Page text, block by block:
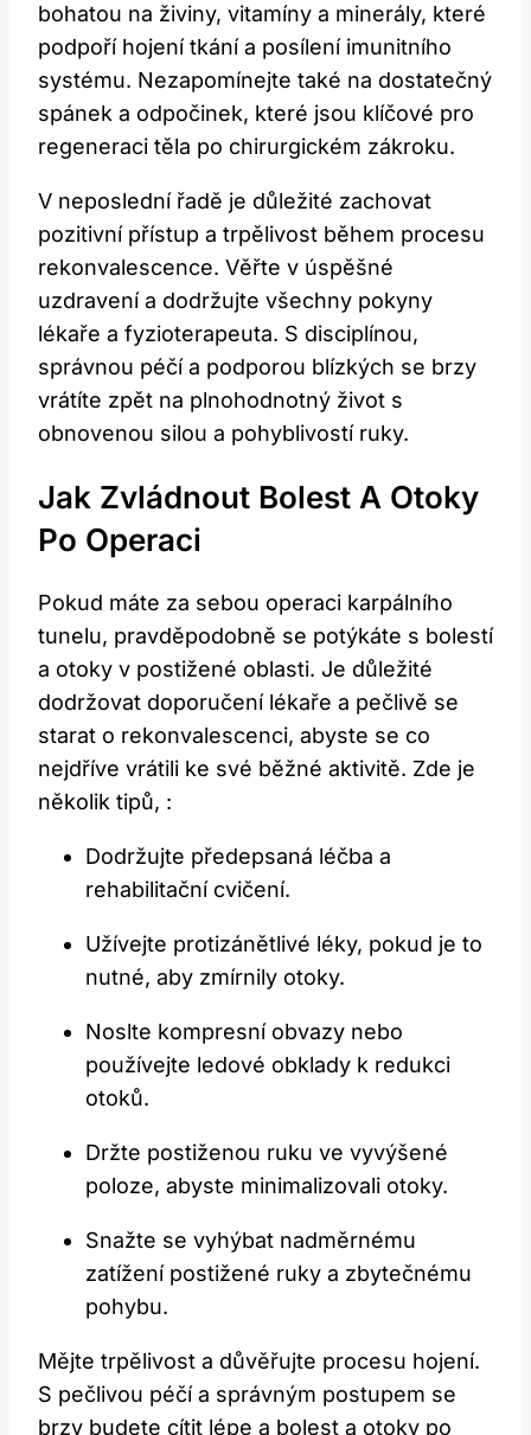
bohatou na živiny, vitamíny a minerály, které
podpoří hojení tkání a posílení imunitního
systému. Nezapomínejte také na dostatečný
spánek a odpočinek, které jsou klíčové pro
regeneraci těla po chirurgickém zákroku.
V neposlední řadě je důležité zachovat
pozitivní přístup a trpělivost během procesu
rekonvalescence. Věřte v úspěšné
uzdravení a dodržujte všechny pokyny
lékaře a fyzioterapeuta. S disciplínou,
správnou péčí a podporou blízkých se brzy
vrátíte zpět na plnohodnotný život s
obnovenou silou a pohyblivostí ruky.
Jak Zvládnout Bolest A Otoky
Po Operaci
Pokud máte za sebou operaci karpálního
tunelu, pravděpodobně se potýkáte s bolestí
a otoky v postižené oblasti. Je důležité
dodržovat doporučení lékaře a pečlivě se
starat o rekonvalescenci, abyste se co
nejdříve vrátili ke své běžné aktivitě. Zde je
několik tipů, :
Dodržujte předepsaná léčba a
rehabilitační cvičení.
Užívejte protizánětlivé léky, pokud je to
nutné, aby zmírnily otoky.
Noslte kompresní obvazy nebo
používejte ledové obklady k redukci
otoků.
Držte postiženou ruku ve vyvýšené
poloze, abyste minimalizovali otoky.
Snažte se vyhýbat nadměrnému
zatížení postižené ruky a zbytečnému
pohybu.
Mějte trpělivost a důvěřujte procesu hojení.
S pečlivou péčí a správným postupem se
brzy budete cítit lépe a bolest a otoky po